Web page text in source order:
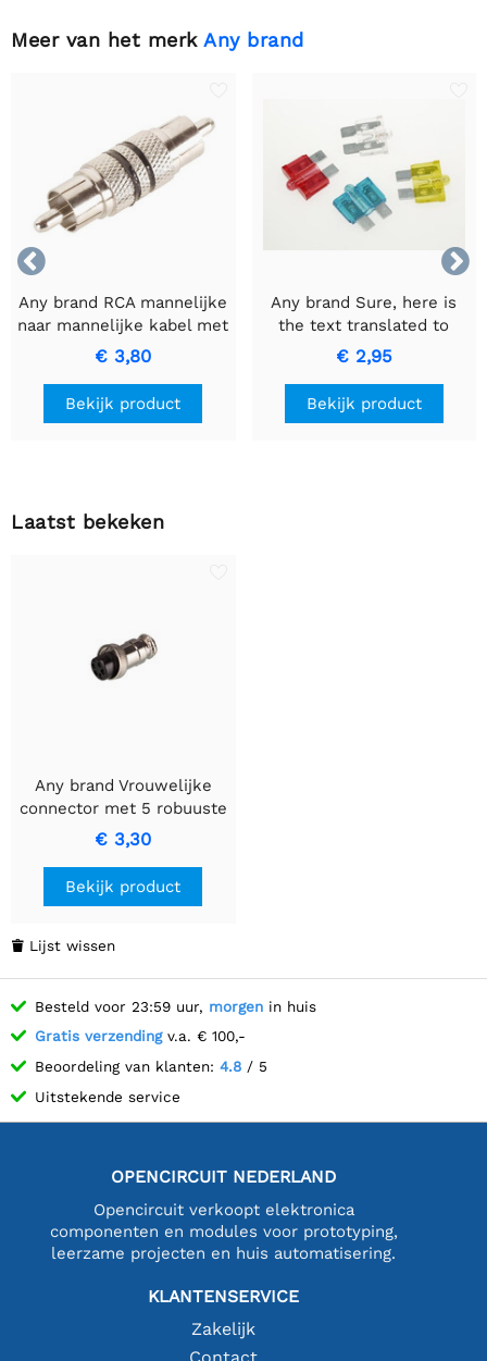
Meer van het merk Any brand


Any brand RCA mannelijke
naar mannelijke kabel met
zwarte ring voor
hoogwaardige
signaaloverdracht
€ 3,80
Bekijk product
Any brand Sure, here is
the text translated to
Dutch while keeping it
informal: AUTOZEKERING
MET CONTROLELAMPJE -
15A Blauwe Zekering.
€ 2,95
Bekijk product
Laatst bekeken
Any brand Vrouwelijke
connector met 5 robuuste
pinnen
€ 3,30
Bekijk product
 Lijst wissen
Besteld voor 23:59 uur, morgen in huis
Gratis verzendingv.a. € 100,-
Beoordeling van klanten: 4.8 / 5
Uitstekende service
OPENCIRCUIT NEDERLAND
Opencircuit verkoopt elektronica
componenten en modules voor prototyping,
leerzame projecten en huis automatisering.
KLANTENSERVICE
Zakelijk
Contact